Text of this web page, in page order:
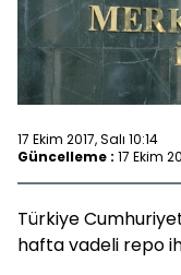
17 Ekim 2017, Salı 10:14
Güncelleme : 17 Ekim
Türkiye
hafta vadeli repo